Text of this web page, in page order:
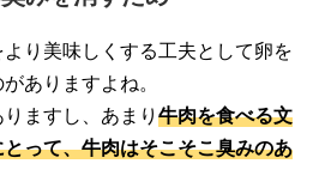
り美味しくする工夫として卵を
ありますよね。
ますし、あまり 牛肉を食べる文
って、牛肉はそこそこ臭みのあ